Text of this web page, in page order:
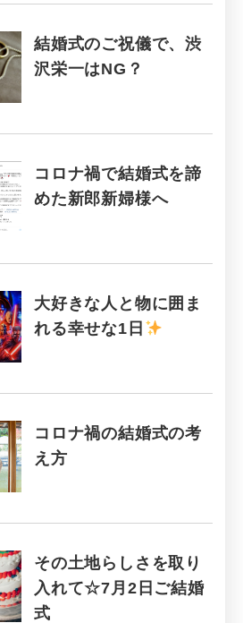
結婚式のご祝儀で、渋
沢栄一はNG？
コロナ禍で結婚式を諦
めた新郎新婦様へ
大好きな人と物に囲ま
れる幸せな1日
コロナ禍の結婚式の考
え方
その土地らしさを取り
入れて☆7月2日ご結婚
式